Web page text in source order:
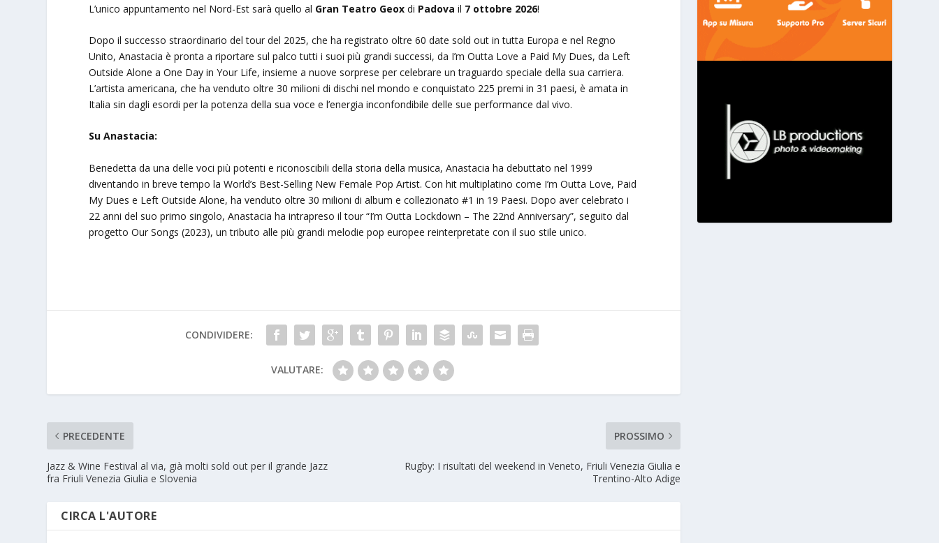
L’unico appuntamento nel Nord-Est sarà quello al Gran Teatro Geoxdi Padovail 7 ottobre 2026!
Dopo il successo straordinario del tour del 2025, che ha registrato oltre 60 date sold out in tutta Europa e nel Regno
Unito, Anastacia è pronta a riportare sul palco tutti i suoi più grandi successi, da I’m Outta Love a Paid My Dues, da Left
Outside Alone a One Day in Your Life, insieme a nuove sorprese per celebrare un traguardo speciale della sua carriera.
L’artista americana, che ha venduto oltre 30 milioni di dischi nel mondo e conquistato 225 premi in 31 paesi, è amata in
Italia sin dagli esordi per la potenza della sua voce e l’energia inconfondibile delle sue performance dal vivo.
Su Anastacia:
Benedetta da una delle voci più potenti e riconoscibili della storia della musica, Anastacia ha debuttato nel 1999
diventando in breve tempo la World’s Best-Selling New Female Pop Artist. Con hit multiplatino come I’m Outta Love, Paid
My Dues e Left Outside Alone, ha venduto oltre 30 milioni di album e collezionato #1 in 19 Paesi. Dopo aver celebrato i
22 anni del suo primo singolo, Anastacia ha intrapreso il tour “I’m Outta Lockdown – The 22nd Anniversary”, seguito dal
progetto Our Songs (2023), un tributo alle più grandi melodie pop europee reinterpretate con il suo stile unico.
CONDIVIDERE:
VALUTARE:
PRECEDENTE
Jazz & Wine Festival al via, già molti sold out per il grande Jazz
fra Friuli Venezia Giulia e Slovenia
PROSSIMO
Rugby: I risultati del weekend in Veneto, Friuli Venezia Giulia e
Trentino-Alto Adige
CIRCA L'AUTORE